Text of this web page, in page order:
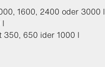
1600, 2400 oder 3000 l
l
350, 650 ider 1000 l